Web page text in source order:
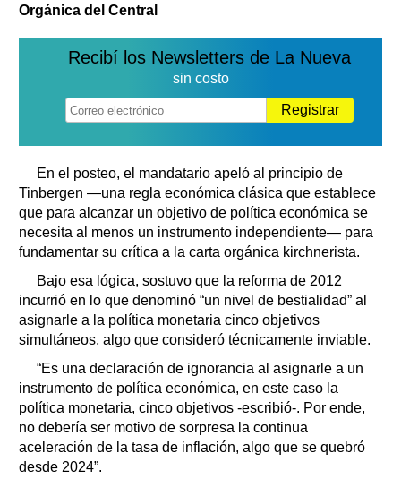
Orgánica del Central
Recibí los Newsletters de La Nueva
sin costo
Registrar
En el posteo, el mandatario apeló al principio de
Tinbergen —una regla económica clásica que establece
que para alcanzar un objetivo de política económica se
necesita al menos un instrumento independiente— para
fundamentar su crítica a la carta orgánica kirchnerista.
Bajo esa lógica, sostuvo que la reforma de 2012
incurrió en lo que denominó “un nivel de bestialidad” al
asignarle a la política monetaria cinco objetivos
simultáneos, algo que consideró técnicamente inviable.
“Es una declaración de ignorancia al asignarle a un
instrumento de política económica, en este caso la
política monetaria, cinco objetivos -escribió-. Por ende,
no debería ser motivo de sorpresa la continua
aceleración de la tasa de inflación, algo que se quebró
desde 2024”.